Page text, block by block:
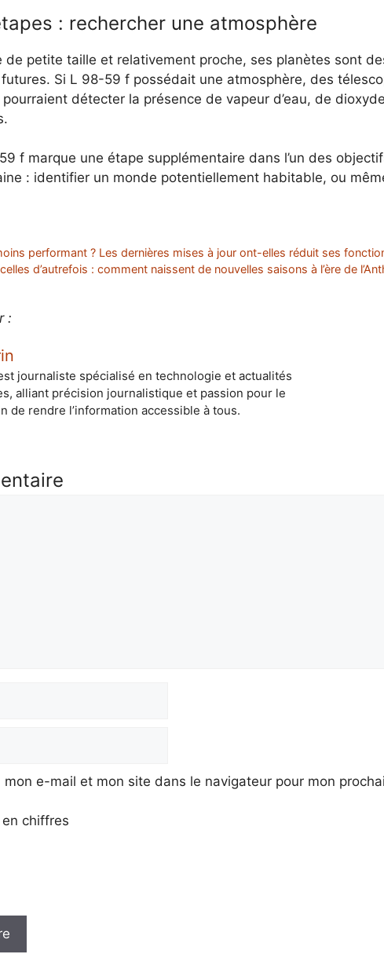
: rechercher une atmosphère
petite taille et relativement proche, ses planètes sont
Si L 98-59 f possédait une atmosphère, des
pourraient détecter la présence de vapeur d’eau, de
f marque une étape supplémentaire dans l’un des
: identifier un monde potentiellement habitable, ou
performant ? Les dernières mises à jour ont-elles réduit ses
d’autrefois : comment naissent de nouvelles saisons à l’ère de
:
journaliste spécialisé en technologie et actualités
alliant précision journalistique et passion pour le
de rendre l’information accessible à tous.
mon e-mail et mon site dans le navigateur pour mon
chiffres